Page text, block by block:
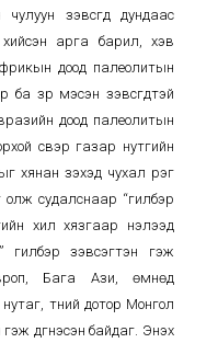
зэвсгүүд дундаас
хийсэн арга барил, хэв
доод палеолитын
үзүүр мэсэн зэвсгүүдтэй
доод палеолитын
үүсвэр газар нутгийн
хянан үзэхэд чухал үүрэг
судалснаар “гилбэр
хил хязгаар нэлээд
гилбэр зэвсэгтэн гэж
Бага Ази, өмнөд
түүний дотор Монгол
дүгнэсэн байдаг. Энэхүү